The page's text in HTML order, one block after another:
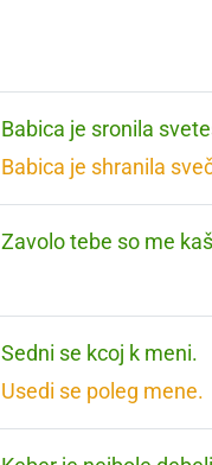
Babica je sronila
Babica je shranila
Zavolo tebe so me
Sedni se kcoj k meni.
Usedi se poleg mene.